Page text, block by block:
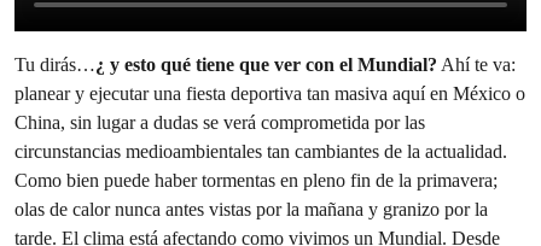
Tu dirás…¿ y esto qué tiene que ver con el Mundial? Ahí te va:
planear y ejecutar una fiesta deportiva tan masiva aquí en México o
China, sin lugar a dudas se verá comprometida por las
circunstancias medioambientales tan cambiantes de la actualidad.
Como bien puede haber tormentas en pleno fin de la primavera;
olas de calor nunca antes vistas por la mañana y granizo por la
tarde. El clima está afectando como vivimos un Mundial. Desde